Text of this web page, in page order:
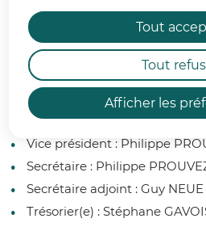
Afficher les
Tout
Tout
passionnés de la
dérivés.
Membres du Bureau :
Président(e) :Yannick VAN
Vice président : Philippe
Secrétaire : Philippe
Secrétaire adjoint : Guy NEUE
Trésorier(e) : Stéphane